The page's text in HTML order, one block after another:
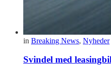
in Breaking News, Nyheder
Svindel med